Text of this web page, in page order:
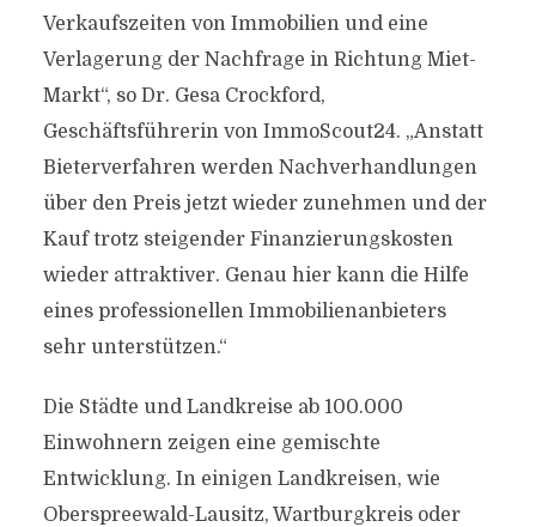
Verkaufszeiten von Immobilien und eine
Verlagerung der Nachfrage in Richtung Miet-
Markt“, so Dr. Gesa Crockford,
Geschäftsführerin von ImmoScout24. „Anstatt
Bieterverfahren werden Nachverhandlungen
über den Preis jetzt wieder zunehmen und der
Kauf trotz steigender Finanzierungskosten
wieder attraktiver. Genau hier kann die Hilfe
eines professionellen Immobilienanbieters
sehr unterstützen.“
Die Städte und Landkreise ab 100.000
Einwohnern zeigen eine gemischte
Entwicklung. In einigen Landkreisen, wie
Oberspreewald-Lausitz, Wartburgkreis oder